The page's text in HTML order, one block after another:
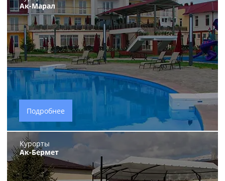
Ак-Марал
Подробнее
Курорты
Ак-Бермет